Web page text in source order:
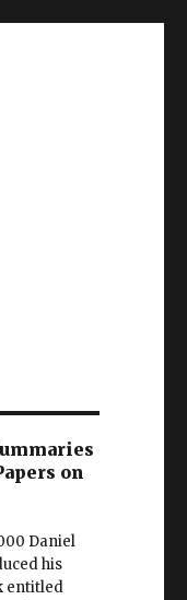
on
Daniel
his
entitled